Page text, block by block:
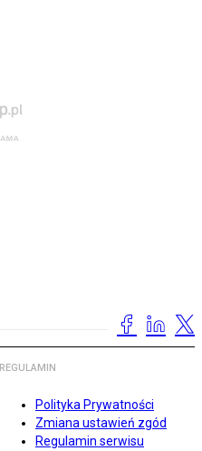
REGULAMIN
Polityka Prywatności
Zmiana ustawień zgód
Regulamin serwisu